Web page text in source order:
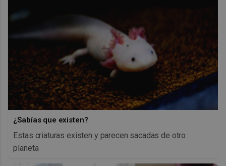
¿Sabías que existen?
Estas criaturas existen y parecen sacadas de otro
planeta